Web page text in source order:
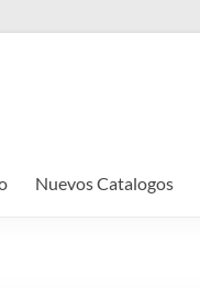
Nuevos Catalogos